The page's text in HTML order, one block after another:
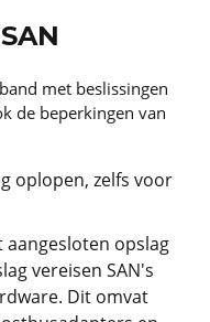
met beslissingen
de beperkingen van
oplopen, zelfs voor
opslag
vereisen SAN's
Dit omvat